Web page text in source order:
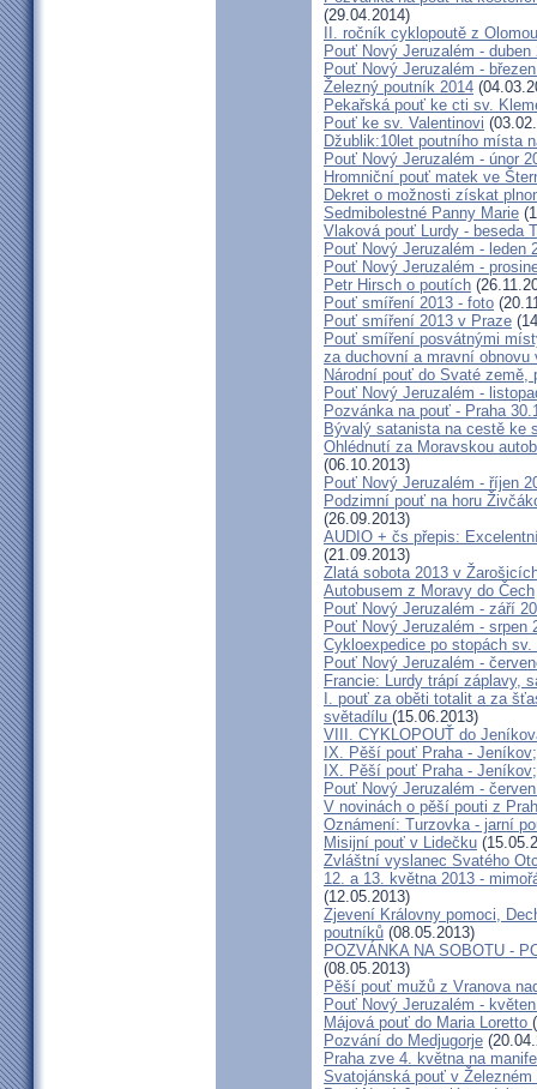
(29.04.2014)
II. ročník cyklopoutě z
Pouť Nový Jeruzalém - duben
Pouť Nový Jeruzalém -
Železný poutník 2014
Pekařská pouť ke cti sv.
Pouť ke sv. Valentinovi
Džublik:10let poutního místa
Pouť Nový Jeruzalém - únor
Hromniční pouť matek ve
Dekret o možnosti získat
Sedmibolestné Panny Marie
Vlaková pouť Lurdy - beseda
Pouť Nový Jeruzalém - leden
Pouť Nový Jeruzalém -
Petr Hirsch o poutích
Pouť smíření 2013 - foto
Pouť smíření 2013 v Praze
Pouť smíření posvátnými
za duchovní a mravní obnovu
Národní pouť do Svaté země,
Pouť Nový Jeruzalém -
Pozvánka na pouť - Praha
Bývalý satanista na cestě ke
Ohlédnutí za Moravskou
(06.10.2013)
Pouť Nový Jeruzalém - říjen
Podzimní pouť na horu
(26.09.2013)
AUDIO + čs přepis:
(21.09.2013)
Zlatá sobota 2013 v
Autobusem z Moravy do Čech
Pouť Nový Jeruzalém - září
Pouť Nový Jeruzalém - srpen
Cykloexpedice po stopách
Pouť Nový Jeruzalém -
Francie: Lurdy trápí záplavy,
I. pouť za oběti totalit a za
světadílu (15.06.2013)
VIII. CYKLOPOUŤ do
IX. Pěší pouť Praha -
IX. Pěší pouť Praha -
Pouť Nový Jeruzalém -
V novinách o pěší pouti z
Oznámení: Turzovka - jarní
Misijní pouť v Lidečku
Zvláštní vyslanec Svatého
12. a 13. května 2013 -
(12.05.2013)
Zjevení Královny pomoci,
poutníků (08.05.2013)
POZVÁNKA NA SOBOTU -
(08.05.2013)
Pěší pouť mužů z Vranova
Pouť Nový Jeruzalém -
Májová pouť do Maria Loretto
Pozvání do Medjugorje
Praha zve 4. května na
Svatojánská pouť v Železném